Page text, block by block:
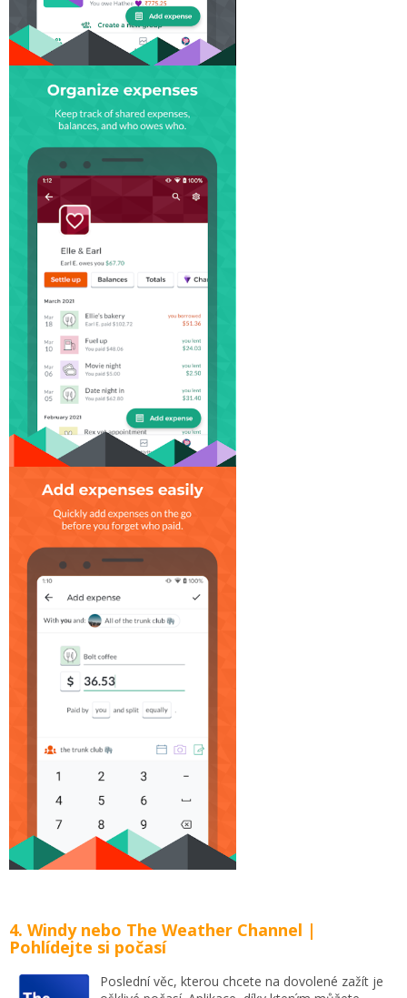
4. Windy nebo The Weather Channel |
Pohlídejte si počasí
Poslední věc, kterou chcete na dovolené zažít je